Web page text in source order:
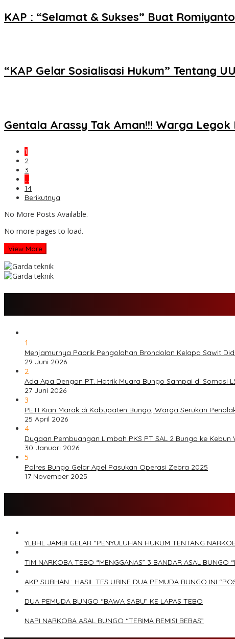
KAP : “Selamat & Sukses” Buat
“KAP Gelar Sosialisasi Hukum” Tentang
Gentala Arassy Tak Aman!!! Warga Legok
1
2
3
…
14
Berikutnya
No More Posts Available.
No more pages to load.
View More
1
Menjamurnya Pabrik Pengolahan Brondolan Kelapa Sawit
29 Juni 2026
2
Ada Apa Dengan PT. Hatrik Muara Bungo Sampai di Somasi
27 Juni 2026
3
PETI Kian Marak di Kabupaten Bungo, Warga Serukan
25 April 2026
4
Dugaan Pembuangan Limbah PKS PT SAL 2 Bungo ke Kebun
30 Januari 2026
5
Polres Bungo Gelar Apel Pasukan Operasi Zebra 2025
17 November 2025
YLBHL JAMBI GELAR “PENYULUHAN HUKUM TENTANG
TIM NARKOBA TEBO “MENGGANAS” 3 BANDAR ASAL BUNGO
AKP SUBHAN : HASIL TES URINE DUA PEMUDA BUNGO INI
DUA PEMUDA BUNGO “BAWA SABU” KE LAPAS TEBO
NAPI NARKOBA ASAL BUNGO “TERIMA REMISI BEBAS”